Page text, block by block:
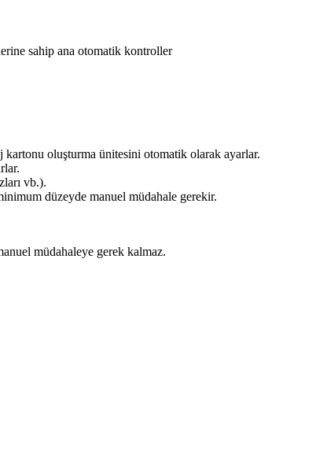
sahip ana otomatik kontroller
oluşturma ünitesini otomatik olarak ayarlar.
vb.).
düzeyde manuel müdahale gerekir.
müdahaleye gerek kalmaz.